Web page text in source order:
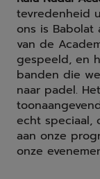
tevredenheid
ons is Babolat
van de
gespeeld, en
banden die
naar padel.
echt speciaal,
aan onze
onze